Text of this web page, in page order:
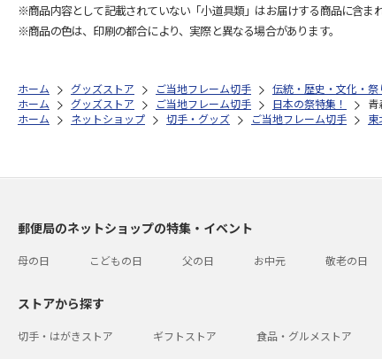
※商品内容として記載されていない「小道具類」はお届けする商品に含ま
※商品の色は、印刷の都合により、実際と異なる場合があります。
ホーム グッズストア ご当地フレーム切手 伝統・歴史・文化・祭
ホーム
グッズストア ご当地フレーム切手 日本の祭特集！
ホーム
ネットショップ 切手・グッズ ご当地フレーム切手 東
郵便局のネットショップの特集・イベント
母の日 こどもの日 父の日 お中元 敬老の日
ストアから探す
切手・はがきストア ギフトストア 食品・グルメストア